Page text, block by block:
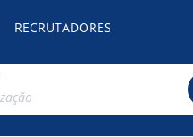
RECRUTADORES